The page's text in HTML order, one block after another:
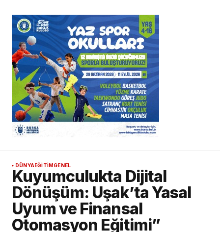
DÜNYAEĞİTİMGENEL
Kuyumculukta Dijital
Dönüşüm: Uşak’ta Yasal
Uyum ve Finansal
Otomasyon Eğitimi”